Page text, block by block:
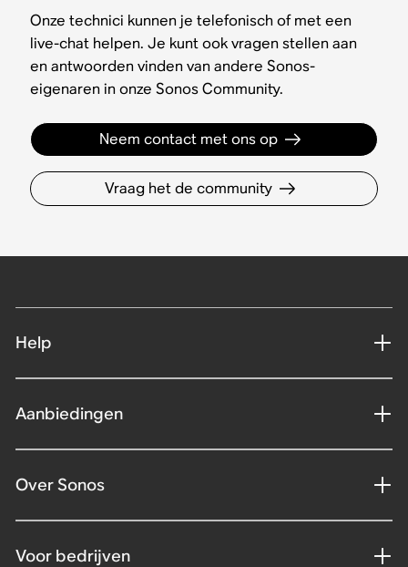
Onze technici kunnen je telefonisch of met een
live-chat helpen. Je kunt ook vragen stellen aan
en antwoorden vinden van andere Sonos-
eigenaren in onze Sonos Community.
Neem contact met ons op
Vraag het de community
Help
Aanbiedingen
Over Sonos
Voor bedrijven